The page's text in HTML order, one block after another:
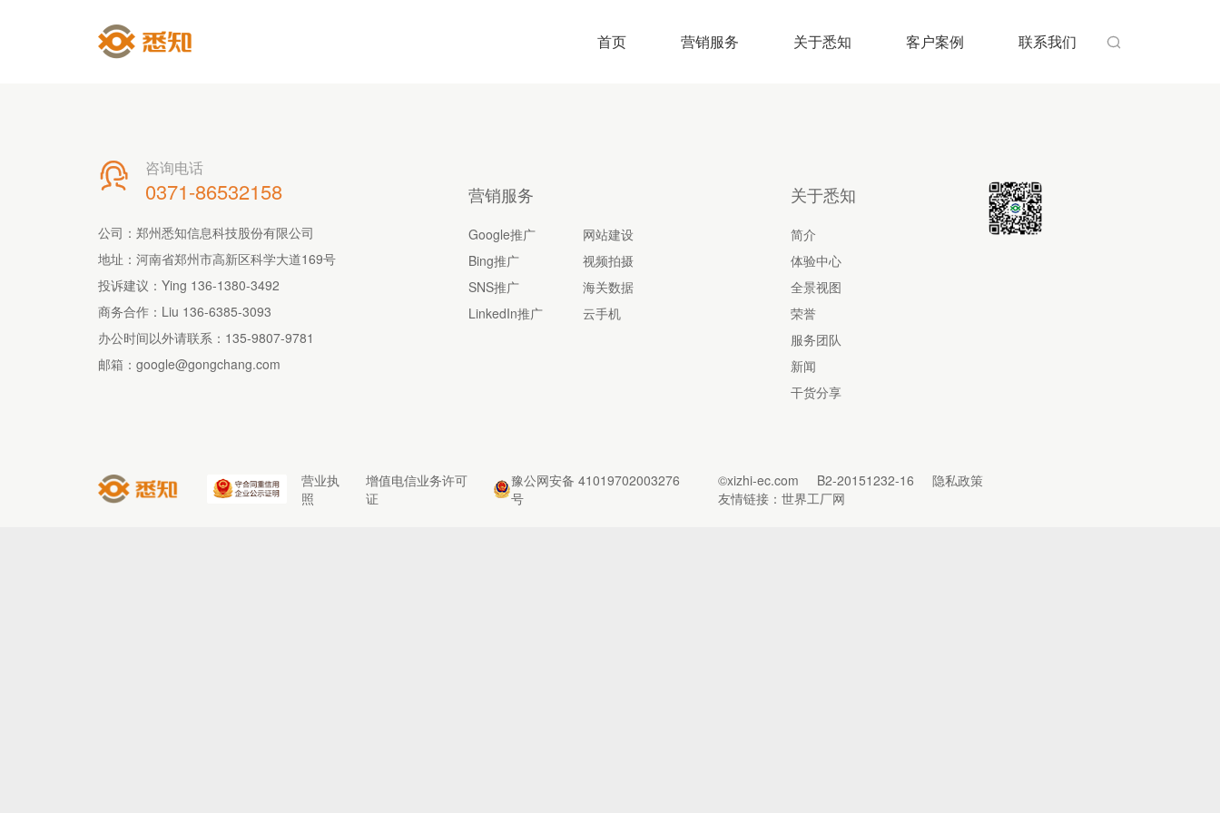
首页 营销服务 关于悉知 客户案例 联系我们 
 咨询电话
0371-86532158
公司：郑州悉知信息科技股份有限公司
地址：河南省郑州市高新区科学大道169号
投诉建议：Ying 136-1380-3492
商务合作：Liu 136-6385-3093
办公时间以外请联系： 135-9807-9781
邮箱： google@gongchang.com
营销服务
Google推广
Bing推广
SNS推广
LinkedIn推广
网站建设
视频拍摄
海关数据
云手机
关于悉知
简介
体验中心
全景视图
荣誉
服务团队
新闻
干货分享
营业执
照
增值电信业务许可
证
豫公网安备 41019702003276
号
©xizhi-ec.com B2-20151232-16
隐私政策
友情链接： 世界工厂网